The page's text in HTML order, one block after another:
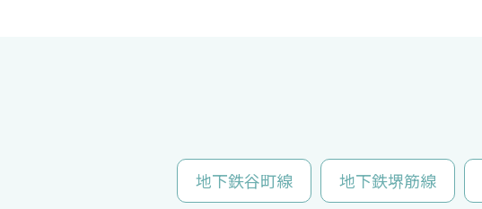
地下鉄谷町線 地下鉄堺筋線